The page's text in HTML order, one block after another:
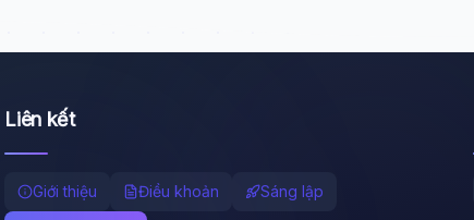
Liên kết
Giới thiệu Điều khoản Sáng lập